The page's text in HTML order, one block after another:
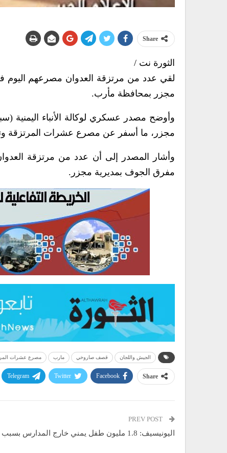
Share
الثورة نت /
لقي عدد من مرتزقة العدوان مصرعهم
مجزر بمحافظة مأرب.
وأوضح مصدر عسكري لوكالة الأنباء اليمنية
مجزر، ما أسفر عن مصرع عشرات المرتزقة
وأشار المصدر إلى أن عدد من مرتزقة
مفرق الجوف بمديرية مجزر.
الجيش واللجان قصف صاروخي مارب مصرع عشرات
Share
Facebook
Twitter
Telegram
اليونيسيف: 1.8 مليون طفل يمني خارج المدارس بسبب الحرب